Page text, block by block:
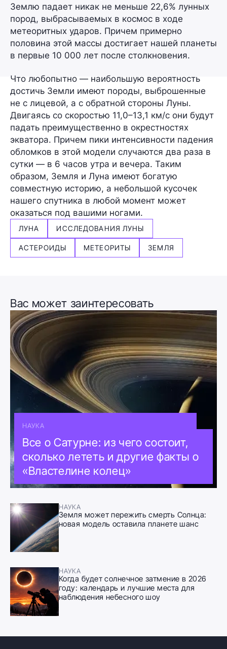
Землю падает никак не меньше 22,6% лунных
пород, выбрасываемых в космос в ходе
метеоритных ударов. Причем примерно
половина этой массы достигает нашей планеты
в первые 10 000 лет после столкновения.
Что любопытно — наибольшую вероятность
достичь Земли имеют породы, выброшенные
не с лицевой, а с обратной стороны Луны.
Двигаясь со скоростью 11,0–13,1 км/с они будут
падать преимущественно в окрестностях
экватора. Причем пики интенсивности падения
обломков в этой модели случаются два раза в
сутки — в 6 часов утра и вечера. Таким
образом, Земля и Луна имеют богатую
совместную историю, а небольшой кусочек
нашего спутника в любой момент может
оказаться под вашими ногами.
ЛУНА ИССЛЕДОВАНИЯ ЛУНЫ
АСТЕРОИДЫ МЕТЕОРИТЫ ЗЕМЛЯ
Вас может заинтересовать
НАУКА
Все о Сатурне: из чего состоит,
сколько лететь и другие факты о
«Властелине колец»
НАУКА
Земля может пережить смерть Солнца:
новая модель оставила планете шанс
НАУКА
Когда будет солнечное затмение в 2026
году: календарь и лучшие места для
наблюдения небесного шоу